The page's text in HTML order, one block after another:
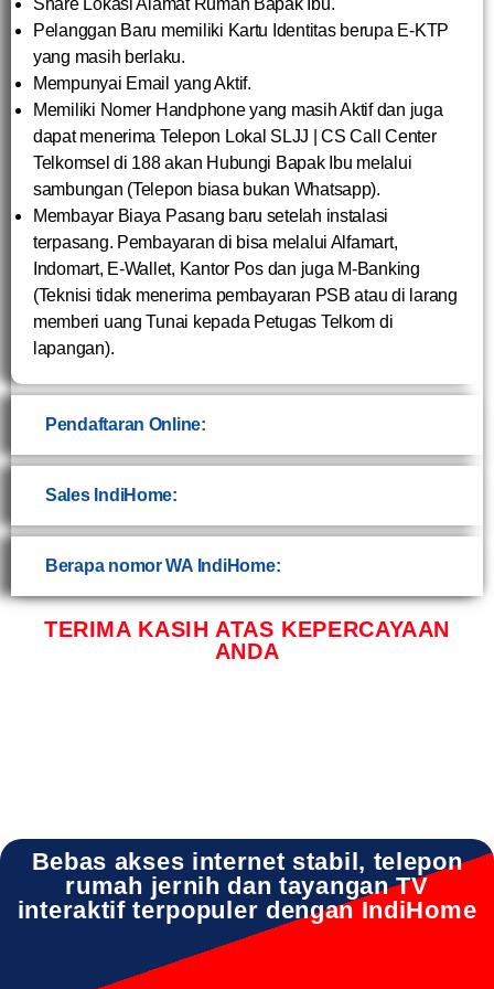
Share Lokasi Alamat Rumah Bapak Ibu.
Pelanggan Baru memiliki Kartu Identitas berupa E-KTP
yang masih berlaku.
Mempunyai Email yang Aktif.
Memiliki Nomer Handphone yang masih Aktif dan juga
dapat menerima Telepon Lokal SLJJ | CS Call Center
Telkomsel di 188 akan Hubungi Bapak Ibu melalui
sambungan (Telepon biasa bukan Whatsapp).
Membayar Biaya Pasang baru setelah instalasi
terpasang. Pembayaran di bisa melalui Alfamart,
Indomart, E-Wallet, Kantor Pos dan juga M-Banking
(Teknisi tidak menerima pembayaran PSB atau di larang
memberi uang Tunai kepada Petugas Telkom di
lapangan).
Pendaftaran Online:
Sales IndiHome:
Berapa nomor WA IndiHome:
TERIMA KASIH ATAS KEPERCAYAAN
ANDA
Bebas akses internet stabil, telepon
rumah jernih dan tayangan TV
interaktif terpopuler dengan IndiHome